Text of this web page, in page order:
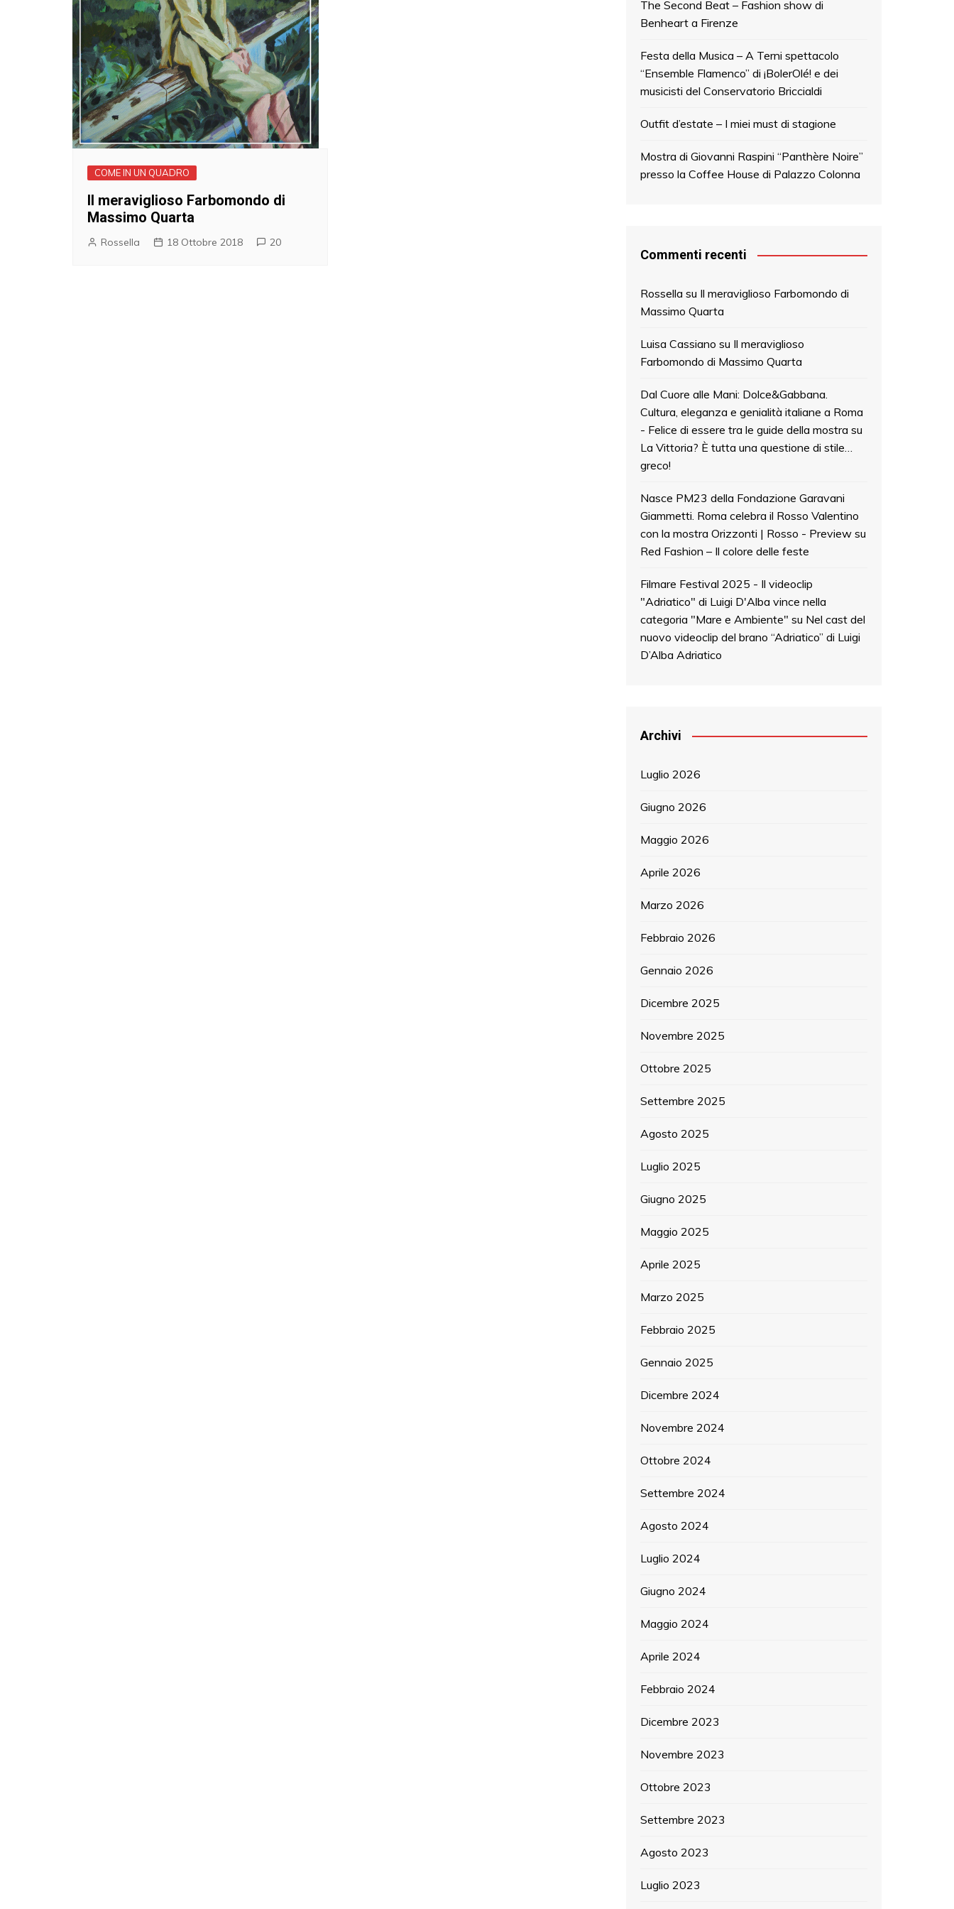
COME IN UN QUADRO
Il meraviglioso Farbomondo di
Massimo Quarta
Rossella 18 Ottobre 2018 20
The Second Beat – Fashion show di
Benheart a Firenze
Festa della Musica – A Terni spettacolo
“Ensemble Flamenco” di ¡BolerOlé! e dei
musicisti del Conservatorio Briccialdi
Outfit d’estate – I miei must di stagione
Mostra di Giovanni Raspini “Panthère Noire”
presso la Coffee House di Palazzo Colonna
Commenti recenti
Rossella su Il meraviglioso Farbomondo di
Massimo Quarta
Luisa Cassiano su Il meraviglioso
Farbomondo di Massimo Quarta
Dal Cuore alle Mani: Dolce&Gabbana.
Cultura, eleganza e genialità italiane a Roma
- Felice di essere tra le guide della mostra su
La Vittoria? È tutta una questione di stile…
greco!
Nasce PM23 della Fondazione Garavani
Giammetti. Roma celebra il Rosso Valentino
con la mostra Orizzonti | Rosso - Preview su
Red Fashion – Il colore delle feste
Filmare Festival 2025 - Il videoclip
"Adriatico" di Luigi D'Alba vince nella
categoria "Mare e Ambiente" su Nel cast del
nuovo videoclip del brano “Adriatico” di Luigi
D’Alba Adriatico
Archivi
Luglio 2026
Giugno 2026
Maggio 2026
Aprile 2026
Marzo 2026
Febbraio 2026
Gennaio 2026
Dicembre 2025
Novembre 2025
Ottobre 2025
Settembre 2025
Agosto 2025
Luglio 2025
Giugno 2025
Maggio 2025
Aprile 2025
Marzo 2025
Febbraio 2025
Gennaio 2025
Dicembre 2024
Novembre 2024
Ottobre 2024
Settembre 2024
Agosto 2024
Luglio 2024
Giugno 2024
Maggio 2024
Aprile 2024
Febbraio 2024
Dicembre 2023
Novembre 2023
Ottobre 2023
Settembre 2023
Agosto 2023
Luglio 2023